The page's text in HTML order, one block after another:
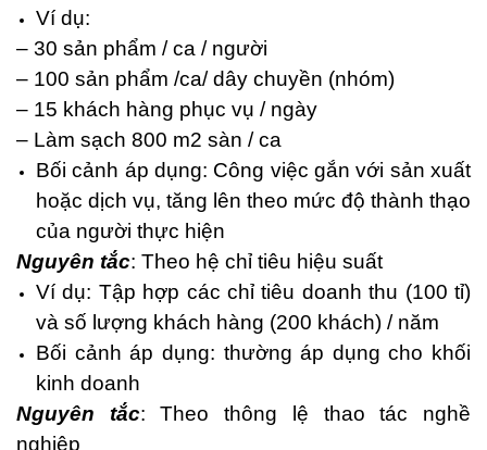
Ví dụ:
– 30 sản phẩm / ca / người
– 100 sản phẩm /ca/ dây chuyền (nhóm)
– 15 khách hàng phục vụ / ngày
– Làm sạch 800 m2 sàn / ca
Bối cảnh áp dụng: Công việc gắn với sản xuất
hoặc dịch vụ, tăng lên theo mức độ thành thạo
của người thực hiện
Nguyên tắc: Theo hệ chỉ tiêu hiệu suất
Ví dụ: Tập hợp các chỉ tiêu doanh thu (100 tỉ)
và số lượng khách hàng (200 khách) / năm
Bối cảnh áp dụng: thường áp dụng cho khối
kinh doanh
Nguyên tắc: Theo thông lệ thao tác nghề
nghiệp